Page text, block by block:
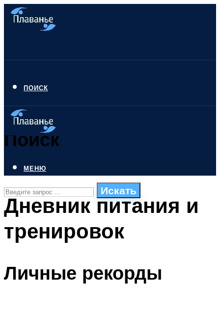
ПОИСК
Поиск
Искать
ПЛАВАНЬЕ ДЛЯ ДЕТЕЙ
ОЧИСТКА БАССЕЙНОВ
МЕНЮ
Дневник питания и
тренировок
Личные рекорды